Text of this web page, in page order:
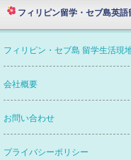
フィリピン留学・セブ島英
セブ島留学英語の質と
留学エージェントって
セブナビがおすすめなわ
セブナビがつぶやく
賢い留学エージェント
フィリピン・セブ島英語
フィリピン・セブ島 留学生活現
会社概要
お問い合わせ
プライバシーポリシー